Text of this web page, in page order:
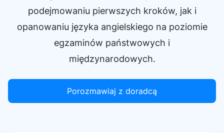
podejmowaniu pierwszych kroków, jak i
opanowaniu języka angielskiego na poziomie
egzaminów państwowych i
międzynarodowych.
Porozmawiaj z doradcą